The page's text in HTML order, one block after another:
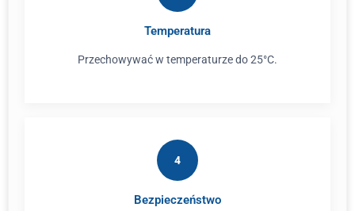
Temperatura
Przechowywać w temperaturze do 25°C.
4
Bezpieczeństwo